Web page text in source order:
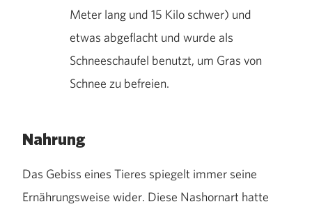
Meter lang und 15 Kilo schwer) und
etwas abgeflacht und wurde als
Schneeschaufel benutzt, um Gras von
Schnee zu befreien.
Nahrung
Das Gebiss eines Tieres spiegelt immer seine
Ernährungsweise wider. Diese Nashornart hatte